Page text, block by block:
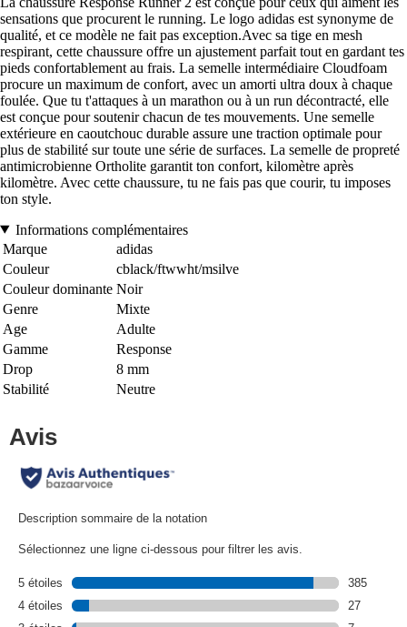
sensations que procurent le running. Le logo adidas est synonyme de
qualité, et ce modèle ne fait pas exception.Avec sa tige en mesh
respirant, cette chaussure offre un ajustement parfait tout en gardant tes
pieds confortablement au frais. La semelle intermédiaire Cloudfoam
procure un maximum de confort, avec un amorti ultra doux à chaque
foulée. Que tu t'attaques à un marathon ou à un run décontracté, elle
est conçue pour soutenir chacun de tes mouvements. Une semelle
extérieure en caoutchouc durable assure une traction optimale pour
plus de stabilité sur toute une série de surfaces. La semelle de propreté
antimicrobienne Ortholite garantit ton confort, kilomètre après
kilomètre. Avec cette chaussure, tu ne fais pas que courir, tu imposes
ton style.
Informations complémentaires
Marque
adidas
Couleur
cblack/ftwwht/msilve
Couleur dominante Noir
Genre
Mixte
Age
Adulte
Gamme
Response
Drop
8 mm
Stabilité
Neutre